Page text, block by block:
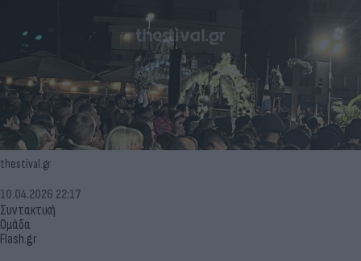
thestival.gr
Συντακτική
Ομάδα
Flash.gr
10.04.2026 22:17